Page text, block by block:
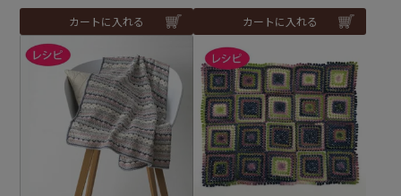
カートに入れる カートに入れる